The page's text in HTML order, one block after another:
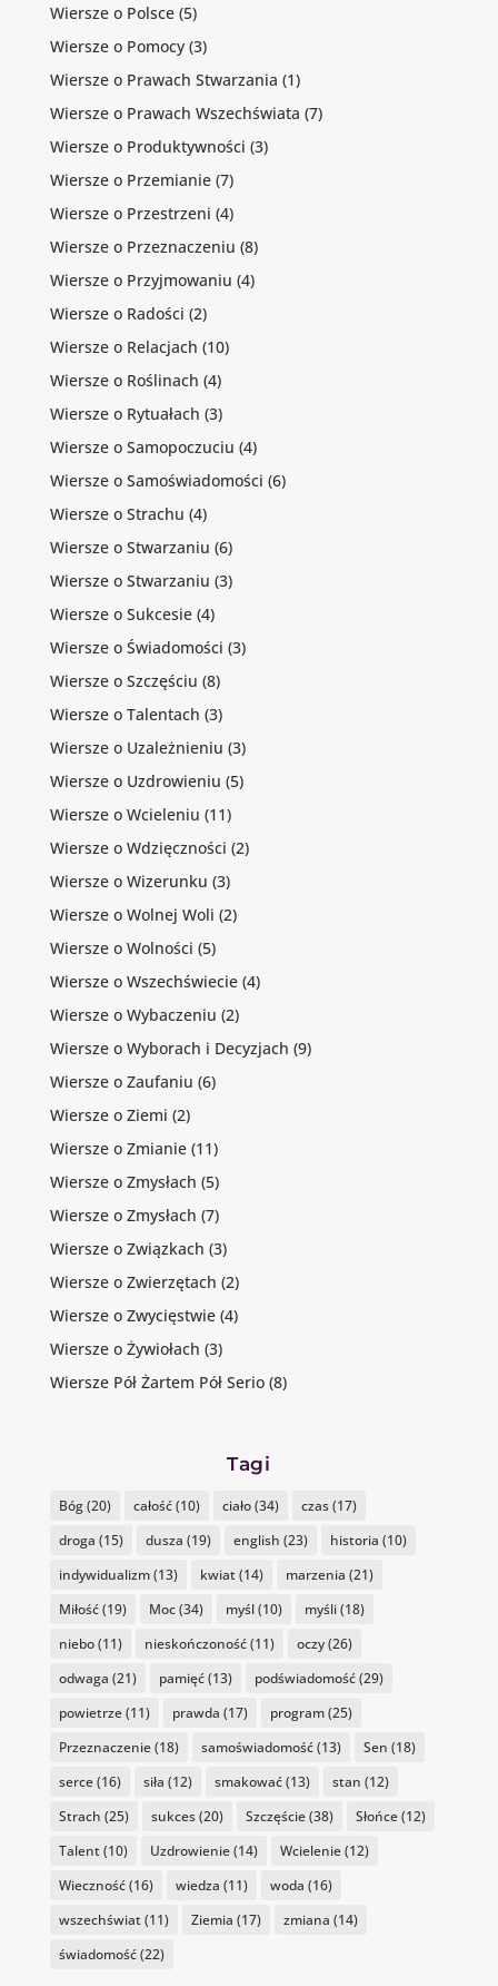
Wiersze o Polsce(5)
Wiersze o Pomocy(3)
Wiersze o Prawach Stwarzania (1)
Wiersze o Prawach Wszechświata (7)
Wiersze o Produktywności (3)
Wiersze o Przemianie(7)
Wiersze o Przestrzeni (4)
Wiersze o Przeznaczeniu (8)
Wiersze o Przyjmowaniu (4)
Wiersze o Radości (2)
Wiersze o Relacjach (10)
Wiersze o Roślinach (4)
Wiersze o Rytuałach (3)
Wiersze o Samopoczuciu (4)
Wiersze o Samoświadomości (6)
Wiersze o Strachu (4)
Wiersze o Stwarzaniu (6)
Wiersze o Stwarzaniu (3)
Wiersze o Sukcesie(4)
Wiersze o Świadomości (3)
Wiersze o Szczęściu (8)
Wiersze o Talentach (3)
Wiersze o Uzależnieniu (3)
Wiersze o Uzdrowieniu (5)
Wiersze o Wcieleniu (11)
Wiersze o Wdzięczności (2)
Wiersze o Wizerunku (3)
Wiersze o Wolnej Woli (2)
Wiersze o Wolności (5)
Wiersze o Wszechświecie(4)
Wiersze o Wybaczeniu (2)
Wiersze o Wyborach i Decyzjach (9)
Wiersze o Zaufaniu (6)
Wiersze o Ziemi (2)
Wiersze o Zmianie(11)
Wiersze o Zmysłach (5)
Wiersze o Zmysłach (7)
Wiersze o Związkach (3)
Wiersze o Zwierzętach (2)
Wiersze o Zwycięstwie(4)
Wiersze o Żywiołach (3)
Wiersze Pół Żartem Pół Serio(8)
Tagi
Bóg(20) całość(10) ciało(34) czas(17)
droga (15) dusza (19) english (23) historia (10)
indywidualizm(13) kwiat(14) marzenia (21)
Miłość(19) Moc(34) myśl(10) myśli(18)
niebo(11) nieskończoność(11) oczy(26)
odwaga (21) pamięć(13) podświadomość(29)
powietrze(11) prawda (17) program(25)
Przeznaczenie(18) samoświadomość(13) Sen (18)
serce(16) siła (12) smakować(13) stan (12)
Strach (25) sukces(20) Szczęście(38) Słońce(12)
Talent(10) Uzdrowienie(14) Wcielenie(12)
Wieczność(16) wiedza (11) woda (16)
wszechświat(11) Ziemia (17) zmiana (14)
świadomość(22)